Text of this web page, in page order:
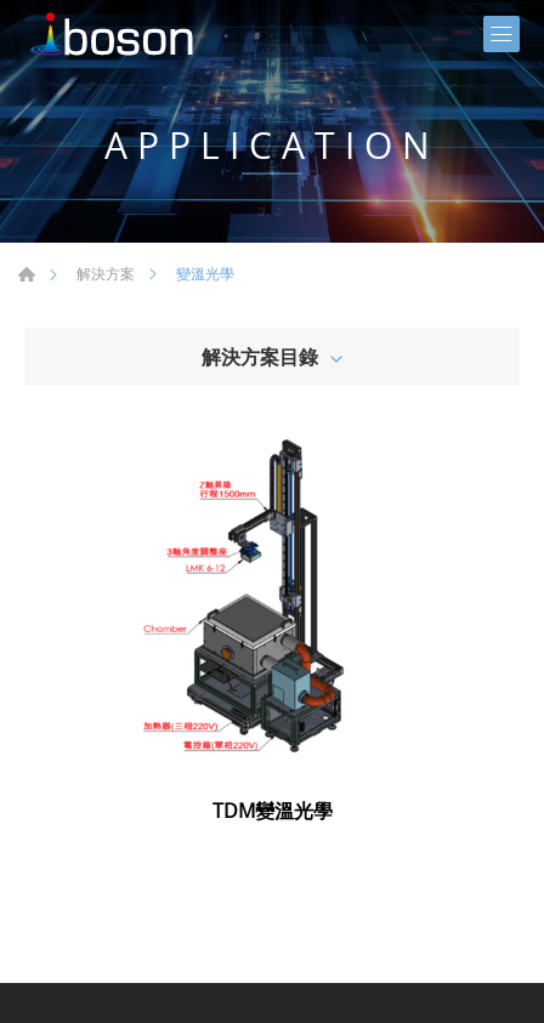
APPLICATION
解決方案 變溫光學
解決方案目錄
TDM變溫光學